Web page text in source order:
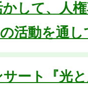
して、人
活動を通し
ート『光